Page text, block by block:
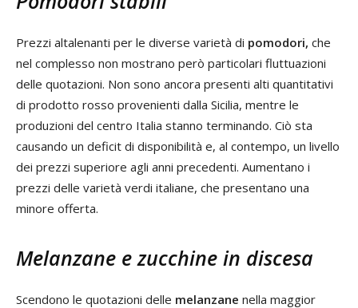
Prezzi altalenanti per le diverse varietà di pomodori, che
nel complesso non mostrano però particolari fluttuazioni
delle quotazioni. Non sono ancora presenti alti quantitativi
di prodotto rosso provenienti dalla Sicilia, mentre le
produzioni del centro Italia stanno terminando. Ciò sta
causando un deficit di disponibilità e, al contempo, un livello
dei prezzi superiore agli anni precedenti. Aumentano i
prezzi delle varietà verdi italiane, che presentano una
minore offerta.
Melanzane e zucchine in discesa
Scendono le quotazioni delle melanzane nella maggior